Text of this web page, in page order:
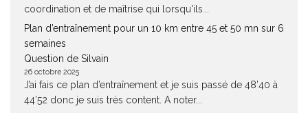
coordination et de maîtrise qui lorsqu'ils...
Plan d’entraînement pour un 10 km entre 45 et 50 mn sur 6
semaines
Question de Silvain
26 octobre 2025
J’ai fais ce plan d’entraînement et je suis passé de 48’40 à
44’52 donc je suis très content. A noter...